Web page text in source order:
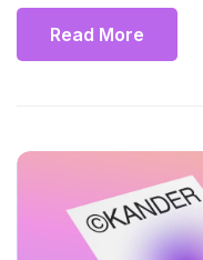
Read More